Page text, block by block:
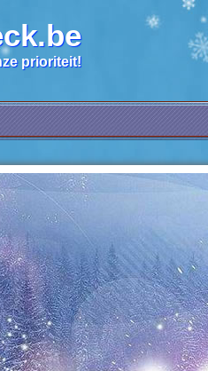
prioriteit!